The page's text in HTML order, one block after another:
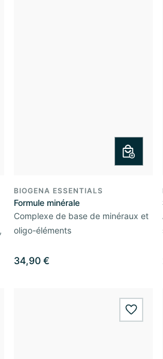
BIOGENA ESSENTIALS
Formule minérale
Complexe de base de minéraux et
oligo-éléments
34,90 €